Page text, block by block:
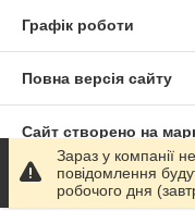
Графік роботи
Повна версія сайту
Сайт створено на
Політика
Зараз у компанії
повідомлення
робочого дня